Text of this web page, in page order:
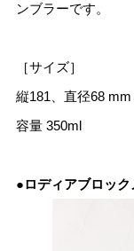
ンブラーです。
［サイズ］
縦181、直径68 mm
容量 350ml
●ロディアブロック